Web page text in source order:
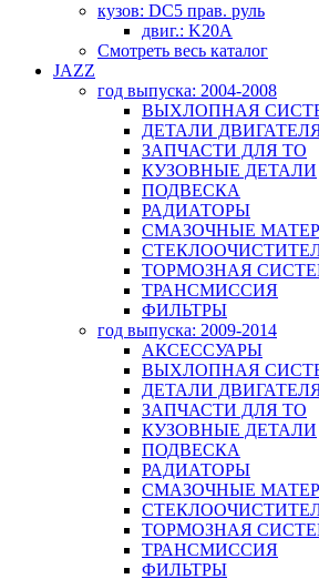
кузов: DC5 прав. руль
двиг.: K20A
Смотреть весь каталог
JAZZ
год выпуска: 2004-2008
ВЫХЛОПНАЯ
ДЕТАЛИ
ЗАПЧАСТИ ДЛЯ ТО
КУЗОВНЫЕ ДЕТАЛИ
ПОДВЕСКА
РАДИАТОРЫ
СМАЗОЧНЫЕ
ТОРМОЗНАЯ
ТРАНСМИССИЯ
ФИЛЬТРЫ
год выпуска: 2009-2014
АКСЕССУАРЫ
ВЫХЛОПНАЯ
ДЕТАЛИ
ЗАПЧАСТИ ДЛЯ ТО
КУЗОВНЫЕ ДЕТАЛИ
ПОДВЕСКА
РАДИАТОРЫ
СМАЗОЧНЫЕ
ТОРМОЗНАЯ
ТРАНСМИССИЯ
ФИЛЬТРЫ